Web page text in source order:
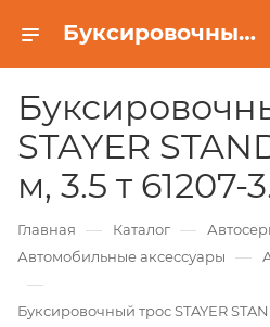
Буксировочный трос STAYER STANDARD 4 м, 3.5 т 61207-3.5
STAYER
м, 3.5 т 61207-
Главная — Каталог —
Автомобильные аксессуары —
—
Буксировочный трос STAYER